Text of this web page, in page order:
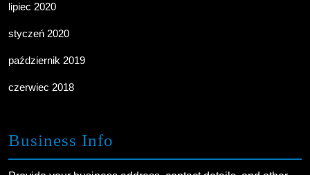
lipiec 2020
styczeń 2020
październik 2019
czerwiec 2018
Business Info